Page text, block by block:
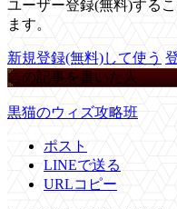
ユーザー登録(無料)する
ます。
新規登録(無料)して使う
この記事を書いた人
黒猫のウィズ攻略班
ポスト
LINEで送る
URLコピー